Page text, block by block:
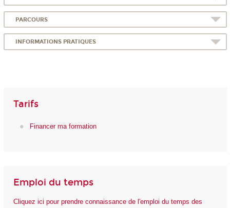
PARCOURS
INFORMATIONS PRATIQUES
Tarifs
Financer ma formation
Emploi du temps
Cliquez ici pour prendre connaissance de l'emploi du temps des